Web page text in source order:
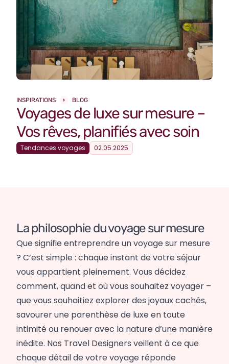
INSPIRATIONS BLOG
Voyages de luxe sur mesure –
Vos rêves, planifiés avec soin
Tendances voyages 02.05.2025
La philosophie du voyage sur mesure
Que signifie entreprendre un voyage sur mesure
? C’est simple : chaque instant de votre séjour
vous appartient pleinement. Vous décidez
comment, quand et où vous souhaitez voyager –
que vous souhaitiez explorer des joyaux cachés,
savourer une parenthèse de luxe en toute
intimité ou renouer avec la nature d’une manière
inédite. Nos Travel Designers veillent à ce que
chaque détail de votre voyage réponde